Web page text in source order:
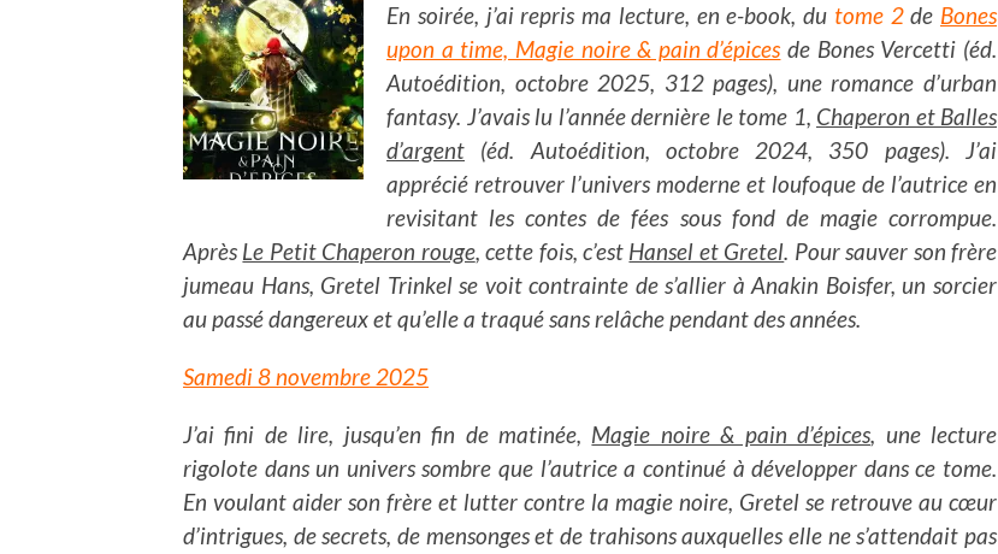
En soirée, j’ai repris ma lecture, en e-book, du tome 2de Bones
upon a time, Magie noire & pain d’épicesde Bones Vercetti (éd.
Autoédition, octobre 2025, 312 pages), une romance d’urban
fantasy. J’avais lu l’année dernière le tome 1, Chaperon et Balles
d’argent (éd. Autoédition, octobre 2024, 350 pages). J’ai
apprécié retrouver l’univers moderne et loufoque de l’autrice en
revisitant les contes de fées sous fond de magie corrompue.
Après Le Petit Chaperon rouge, cette fois, c’est Hansel et Gretel. Pour sauver son frère
jumeau Hans, Gretel Trinkel se voit contrainte de s’allier à Anakin Boisfer, un sorcier
au passé dangereux et qu’elle a traqué sans relâche pendant des années.
Samedi 8 novembre 2025
J’ai fini de lire, jusqu’en fin de matinée, Magie noire & pain d’épices, une lecture
rigolote dans un univers sombre que l’autrice a continué à développer dans ce tome.
En voulant aider son frère et lutter contre la magie noire, Gretel se retrouve au cœur
d’intrigues, de secrets, de mensonges et de trahisons auxquelles elle ne s’attendait pas